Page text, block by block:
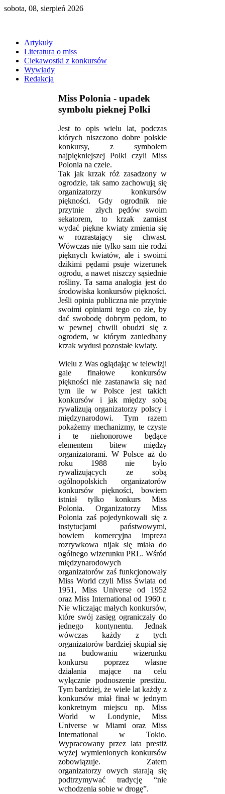
sobota, 08, sierpień 2026
Artykuły
Literatura o miss
Ciekawostki z konkursów
Wywiady
Redakcja
Miss Polonia - upadek
symbolu pieknej Polki
Jest to opis wielu lat, podczas
których niszczono dobre polskie
konkursy, z symbolem
najpiękniejszej Polki czyli Miss
Polonia na czele.
Tak jak krzak róż zasadzony w
ogrodzie, tak samo zachowują się
organizatorzy konkursów
piękności. Gdy ogrodnik nie
przytnie złych pędów swoim
sekatorem, to krzak zamiast
wydać piękne kwiaty zmienia się
w rozrastający się chwast.
Wówczas nie tylko sam nie rodzi
pięknych kwiatów, ale i swoimi
dzikimi pędami psuje wizerunek
ogrodu, a nawet niszczy sąsiednie
rośliny. Ta sama analogia jest do
środowiska konkursów piękności.
Jeśli opinia publiczna nie przytnie
swoimi opiniami tego co złe, by
dać swobodę dobrym pędom, to
w pewnej chwili obudzi się z
ogrodem, w którym zaniedbany
krzak wydusi pozostałe kwiaty.
Wielu z Was oglądając w telewizji
gale finałowe konkursów
piękności nie zastanawia się nad
tym ile w Polsce jest takich
konkursów i jak między sobą
rywalizują organizatorzy polscy i
międzynarodowi. Tym razem
pokażemy mechanizmy, te czyste
i te niehonorowe będące
elementem bitew między
organizatorami. W Polsce aż do
roku 1988 nie było
rywalizujących ze sobą
ogólnopolskich organizatorów
konkursów piękności, bowiem
istniał tylko konkurs Miss
Polonia. Organizatorzy Miss
Polonia zaś pojedynkowali się z
instytucjami państwowymi,
bowiem komercyjna impreza
rozrywkowa nijak się miała do
ogólnego wizerunku PRL. Wśród
międzynarodowych
organizatorów zaś funkcjonowały
Miss World czyli Miss Świata od
1951, Miss Universe od 1952
oraz Miss International od 1960 r.
Nie wliczając małych konkursów,
które swój zasięg ograniczały do
jednego kontynentu. Jednak
wówczas każdy z tych
organizatorów bardziej skupiał się
na budowaniu wizerunku
konkursu poprzez własne
działania mające na celu
wyłącznie podnoszenie prestiżu.
Tym bardziej, że wiele lat każdy z
konkursów miał finał w jednym
konkretnym miejscu np. Miss
World w Londynie, Miss
Universe w Miami oraz Miss
International w Tokio.
Wypracowany przez lata prestiż
wyżej wymienionych konkursów
zobowiązuje. Zatem
organizatorzy owych starają się
podtrzymywać tradycję “nie
wchodzenia sobie w drogę”.